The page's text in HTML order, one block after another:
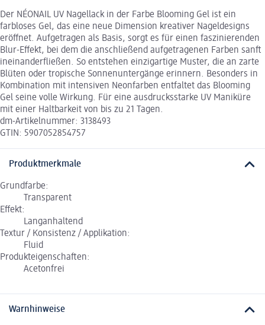
Der NÉONAIL UV Nagellack in der Farbe Blooming Gel ist ein
farbloses Gel, das eine neue Dimension kreativer Nageldesigns
eröffnet. Aufgetragen als Basis, sorgt es für einen faszinierenden
Blur-Effekt, bei dem die anschließend aufgetragenen Farben sanft
ineinanderfließen. So entstehen einzigartige Muster, die an zarte
Blüten oder tropische Sonnenuntergänge erinnern. Besonders in
Kombination mit intensiven Neonfarben entfaltet das Blooming
Gel seine volle Wirkung. Für eine ausdrucksstarke UV Maniküre
mit einer Haltbarkeit von bis zu 21 Tagen.
dm-Artikelnummer: 3138493
GTIN: 5907052854757
Produktmerkmale
Grundfarbe:
Transparent
Effekt:
Langanhaltend
Textur / Konsistenz / Applikation:
Fluid
Produkteigenschaften:
Acetonfrei
Warnhinweise